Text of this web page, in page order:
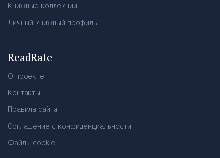
Книжные коллекции
Личный книжный профиль
ReadRate
О проекте
Контакты
Правила сайта
Соглашение о конфиденциальности
Файлы cookie